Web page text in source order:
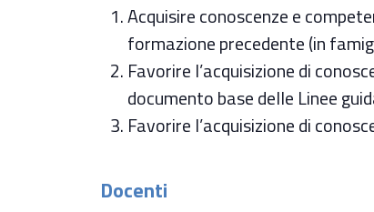
Acquisire conoscenze e
formazione precedente (in
Favorire l’acquisizione di
documento base delle Linee
Favorire l’acquisizione di
Docenti